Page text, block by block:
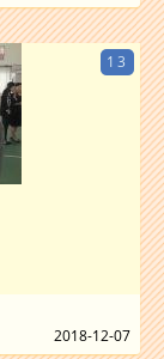
13
2018-12-07